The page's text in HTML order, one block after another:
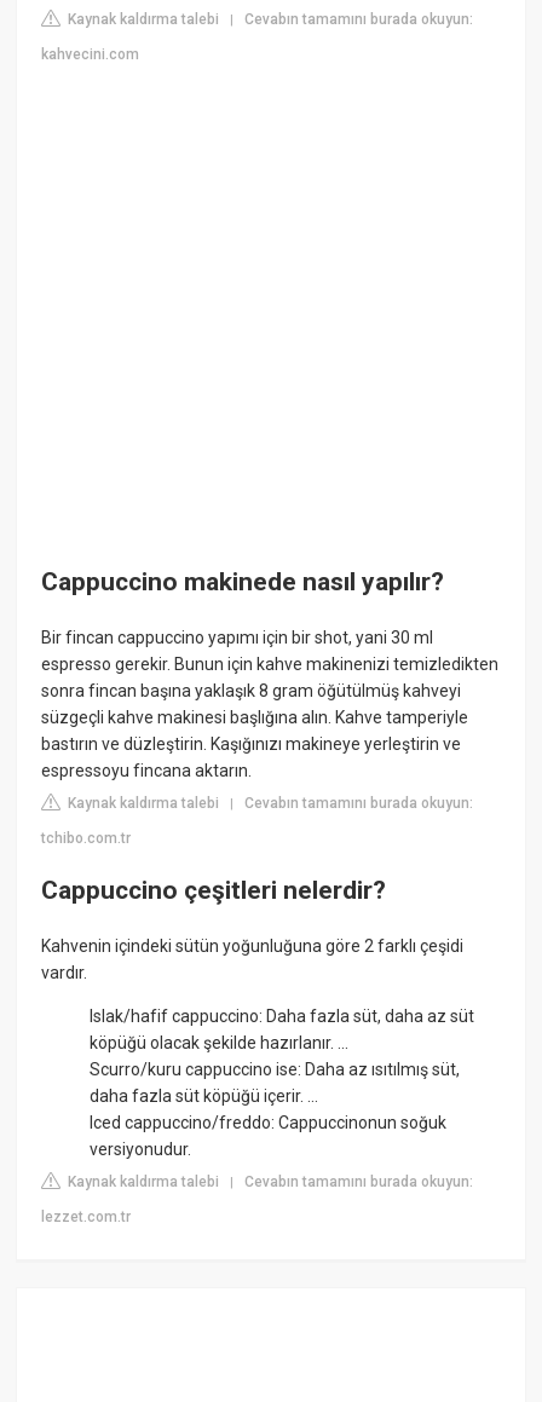
Kaynak kaldırma talebi |Cevabın tamamını burada okuyun:
kahvecini.com
Cappuccino makinede nasıl yapılır?
Bir fincan cappuccino yapımı için bir shot, yani 30 ml
espresso gerekir. Bunun için kahve makinenizi temizledikten
sonra fincan başına yaklaşık 8 gram öğütülmüş kahveyi
süzgeçli kahve makinesi başlığına alın. Kahve tamperiyle
bastırın ve düzleştirin. Kaşığınızı makineye yerleştirin ve
espressoyu fincana aktarın.
Kaynak kaldırma talebi |Cevabın tamamını burada okuyun:
tchibo.com.tr
Cappuccino çeşitleri nelerdir?
Kahvenin içindeki sütün yoğunluğuna göre 2 farklı çeşidi
vardır.
Islak/hafif cappuccino: Daha fazla süt, daha az süt
köpüğü olacak şekilde hazırlanır. ...
Scurro/kuru cappuccino ise: Daha az ısıtılmış süt,
daha fazla süt köpüğü içerir. ...
Iced cappuccino/freddo: Cappuccinonun soğuk
versiyonudur.
Kaynak kaldırma talebi |Cevabın tamamını burada okuyun:
lezzet.com.tr